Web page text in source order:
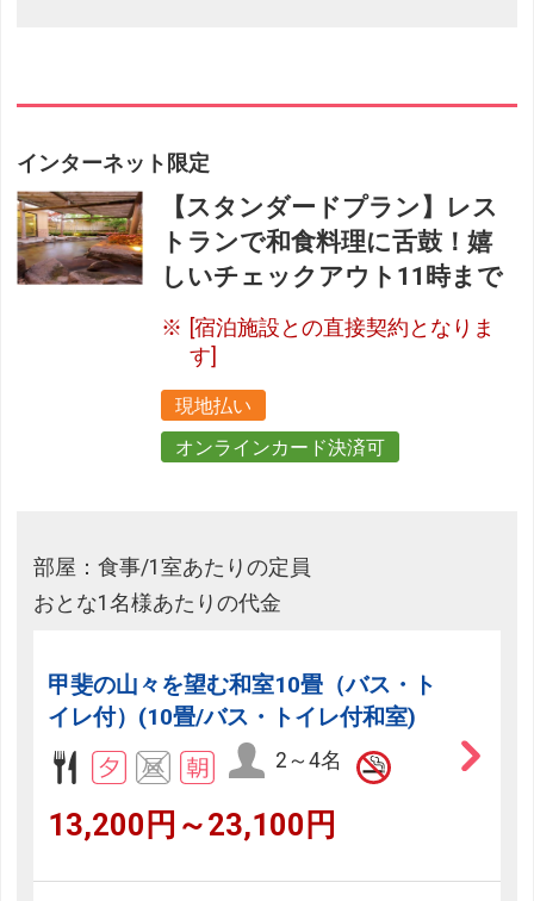
インターネット限定
【スタンダードプラン】レス
トランで和食料理に舌鼓！嬉
しいチェックアウト11時まで
[宿泊施設との直接契約となりま
す]
現地払い
オンラインカード決済可
部屋：食事/1室あたりの定員
おとな1名様あたりの代金
甲斐の山々を望む和室10畳（バス・ト
イレ付）(10畳/バス・トイレ付和室)
2～4名
13,200円～23,100円